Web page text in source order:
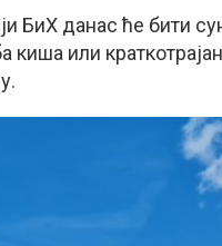
БиХ данас ће бити
киша или